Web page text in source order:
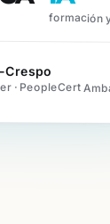
formación
Crespo
· PeopleCert